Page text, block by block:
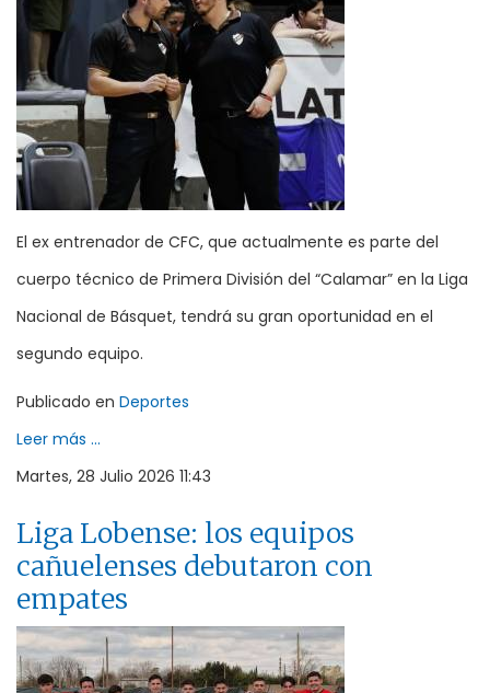
El ex entrenador de CFC, que actualmente es parte del
cuerpo técnico de Primera División del “Calamar” en la Liga
Nacional de Básquet, tendrá su gran oportunidad en el
segundo equipo.
Publicado en Deportes
Leer más ...
Martes, 28 Julio 2026 11:43
Liga Lobense: los equipos
cañuelenses debutaron con
empates